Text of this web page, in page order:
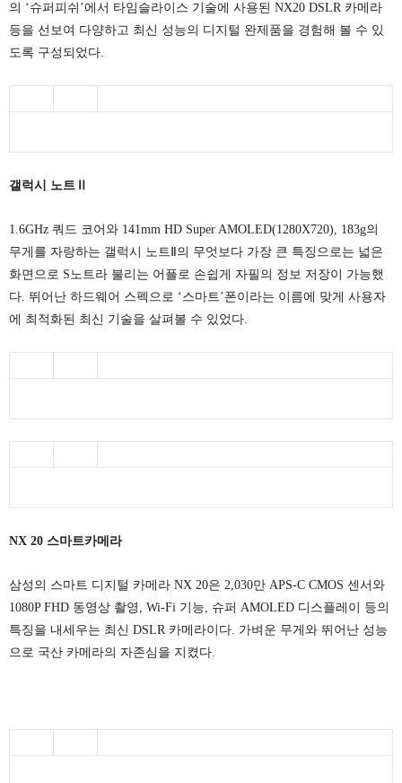
의 ‘슈퍼피쉬’에서 타임슬라이스 기술에 사용된 NX20 DSLR 카메라
등을 선보여 다양하고 최신 성능의 디지털 완제품을 경험해 볼 수 있
도록 구성되었다.
갤럭시 노트Ⅱ
1.6GHz 쿼드 코어와 141mm HD Super AMOLED(1280X720), 183g의
무게를 자랑하는 갤럭시 노트Ⅱ의 무엇보다 가장 큰 특징으로는 넓은
화면으로 S노트라 불리는 어플로 손쉽게 자필의 정보 저장이 가능했
다. 뛰어난 하드웨어 스펙으로 ‘스마트’폰이라는 이름에 맞게 사용자
에 최적화된 최신 기술을 살펴볼 수 있었다.
NX 20 스마트카메라
삼성의 스마트 디지털 카메라 NX 20은 2,030만 APS-C CMOS 센서와
1080P FHD 동영상 촬영, Wi-Fi 기능, 슈퍼 AMOLED 디스플레이 등의
특징을 내세우는 최신 DSLR 카메라이다. 가벼운 무게와 뛰어난 성능
으로 국산 카메라의 자존심을 지켰다.